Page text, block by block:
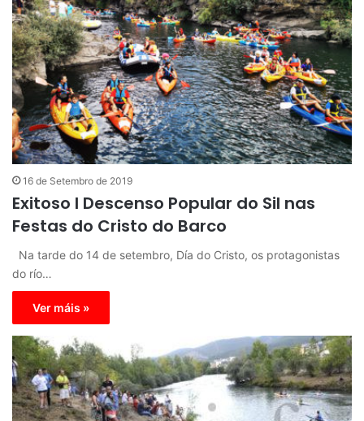
16 de Setembro de 2019
Exitoso I Descenso Popular do Sil nas
Festas do Cristo do Barco
Na tarde do 14 de setembro, Día do Cristo, os protagonistas
do río…
Ver máis »